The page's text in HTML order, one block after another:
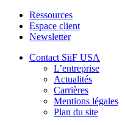
Ressources
Espace client
Newsletter
Contact SiiF USA
L’entreprise
Actualités
Carrières
Mentions légales
Plan du site